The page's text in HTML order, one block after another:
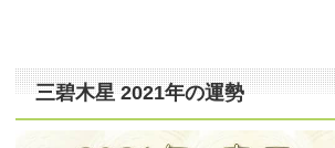
三碧木星 2021年の運勢